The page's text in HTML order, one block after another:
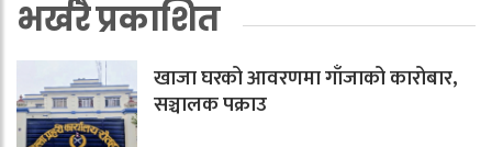
भर्खरै प्रकाशित
खाजा घरको आवरणमा गाँजाको कारोबार,
सञ्चालक पक्राउ